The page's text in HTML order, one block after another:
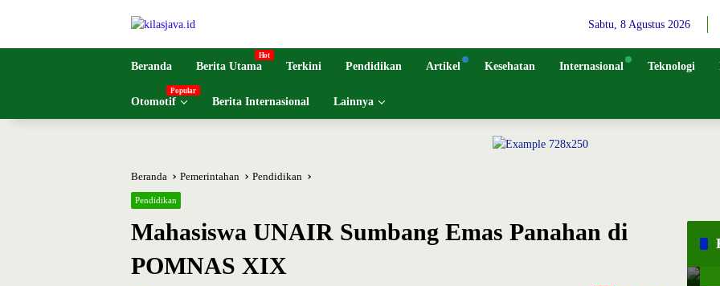
Sabtu, 8 Agustus 2026
Beranda Berita Utama Terkini Pendidikan Artikel Kesehatan Internasional Teknologi
Otomotif Berita Internasional Lainnya
Beranda Pemerintahan Pendidikan
Pendidikan
Mahasiswa UNAIR Sumbang Emas Panahan di
POMNAS XIX